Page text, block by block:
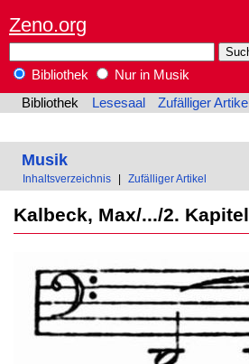
Zeno.org
Bibliothek
Nur in Musik
Bibliothek
Lesesaal Zufälliger Artikel
Musik
Inhaltsverzeichnis Zufälliger Artikel
Kalbeck, Max/.../2. Kapitel